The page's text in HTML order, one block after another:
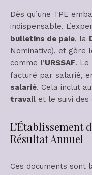
Dès qu’une TPE
indispensable.
bulletins de paie, la
Nominative), et gère
comme l’URSSAF. Le
facturé par salarié,
salarié. Cela inclut
travail et le suivi des
L’Établissement
Résultat Annuel
Ces documents sont